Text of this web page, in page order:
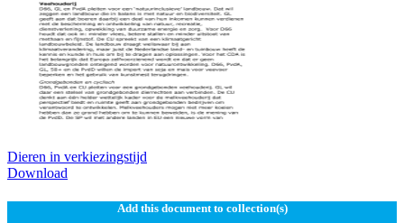
Dieren in verkiezingstijd
Download
Add this document to collection(s)